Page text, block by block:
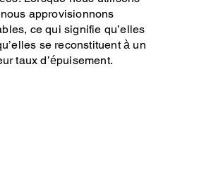
approvisionnons
ce qui signifie qu’elles
se reconstituent à un
taux d’épuisement.